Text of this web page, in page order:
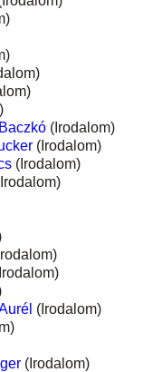
(Irodalom)
(Irodalom)
(Irodalom)
(Irodalom)
(Irodalom)